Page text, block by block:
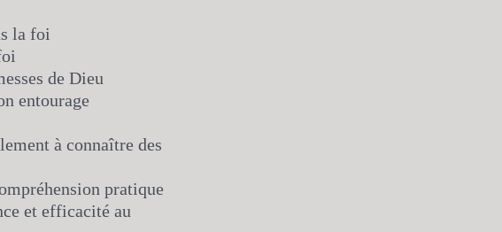
la foi
de Dieu
entourage
à connaître des
pratique
et efficacité au